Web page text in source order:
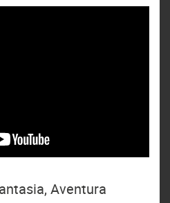
Aventura